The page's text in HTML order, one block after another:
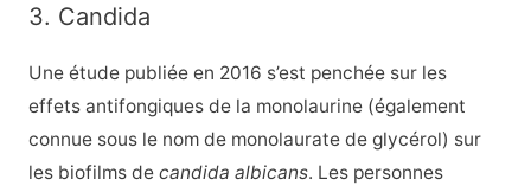
3. Candida
Une étude publiée en 2016 s’est penchée sur les
effets antifongiques de la monolaurine (également
connue sous le nom de monolaurate de glycérol) sur
les biofilms de candida albicans. Les personnes